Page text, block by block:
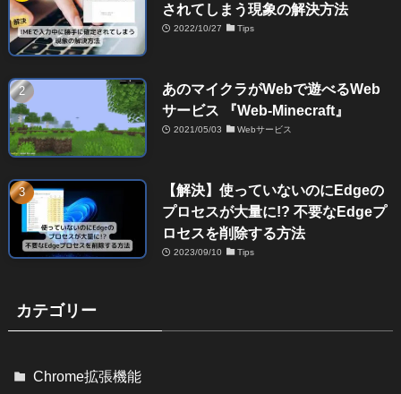
されてしまう現象の解決方法
2022/10/27 Tips
あのマイクラがWebで遊べるWeb
サービス 『Web-Minecraft』
2021/05/03 Webサービス
【解決】使っていないのにEdgeの
プロセスが大量に!? 不要なEdgeプ
ロセスを削除する方法
2023/09/10 Tips
カテゴリー
Chrome拡張機能